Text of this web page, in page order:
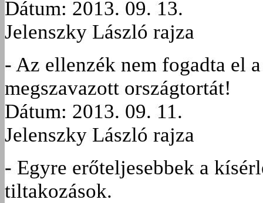
Dátum: 2013. 09. 13.
Jelenszky László rajza
- Az ellenzék nem fogadta el
megszavazott országtortát!
Dátum: 2013. 09. 11.
Jelenszky László rajza
- Egyre erőteljesebbek a
tiltakozások.